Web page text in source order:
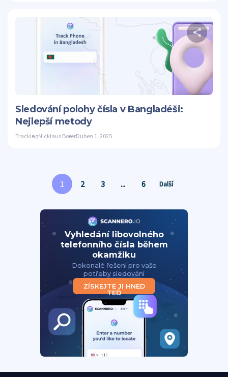
Twitter
Sledování polohy čísla v Bangladéši:
Nejlepší metody
TrackingNicklaus BorerDuben 1, 2025
1 2 3 ... 6 Další
Vyhledání libovolného
telefonního čísla během
okamžiku
Dokonalé řešení pro vaše
potřeby sledování
ZÍSKEJTE JI HNED
TEĎ